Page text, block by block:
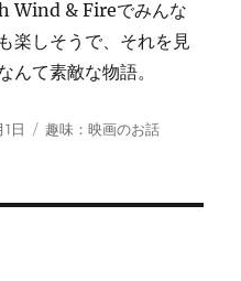
Wind & Fireでみんな
楽しそうで、それを見
んて素敵な物語。
日
カ
趣味：映画のお話